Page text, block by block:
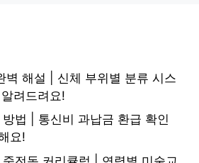
벽 해설 | 신체 부위별 분류 시스
려드려요!
법 | 통신비 과납금 환급 확인
요!